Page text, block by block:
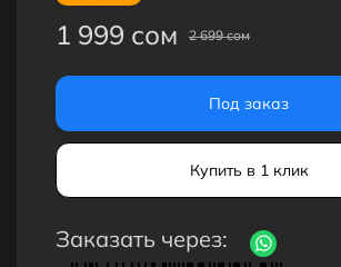
1 999 сом 2 699 сом
Под заказ
Купить в 1 клик
Заказать через: